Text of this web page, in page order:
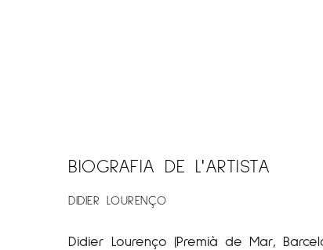
BIOGRAFIA DE L'ARTISTA
DIDIER LOURENÇO
Didier Lourenço (Premià de Mar,